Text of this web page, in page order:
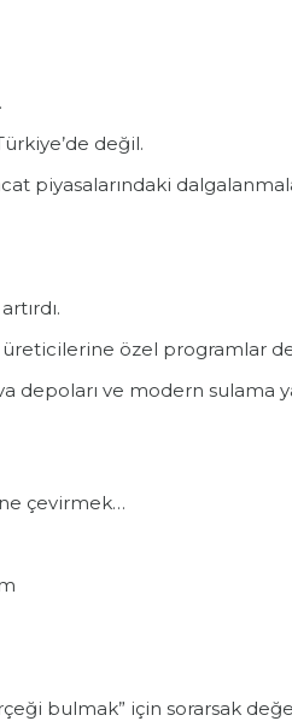
değil.
piyasalarındaki
özel programlar
depoları ve modern sulama
çevirmek…
bulmak” için sorarsak